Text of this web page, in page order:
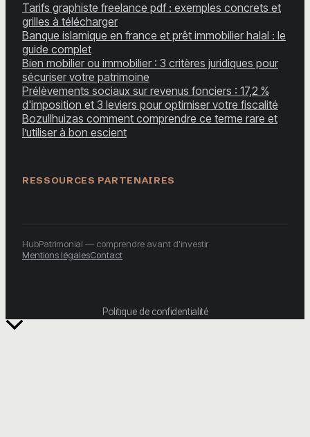
Tarifs graphiste freelance pdf : exemples concrets et
grilles à télécharger
Banque islamique en france et prêt immobilier halal : le
guide complet
Bien mobilier ou immobilier : 3 critères juridiques pour
sécuriser votre patrimoine
Prélèvements sociaux sur revenus fonciers : 17,2 %
d'imposition et 3 leviers pour optimiser votre fiscalité
Bozullhuizas comment comprendre ce terme rare et
l’utiliser à bon escient
RESSOURCES PARTENAIRES
HubPatrimonial — comprendre avant d'investir
Mentions légalesContact
Politique de confidentialité